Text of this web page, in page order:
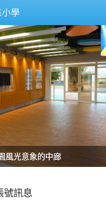
學
活力的來源
活力的來源
台
台
風光意象的中廊
風光意象的中廊
號訊息